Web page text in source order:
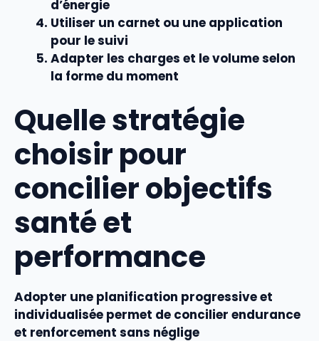
d’énergie
Utiliser un carnet ou une application
pour le suivi
Adapter les charges et le volume selon
la forme du moment
Quelle stratégie
choisir pour
concilier objectifs
santé et
performance
Adopter une planification progressive et
individualisée permet de concilier endurance
et renforcement sans néglige